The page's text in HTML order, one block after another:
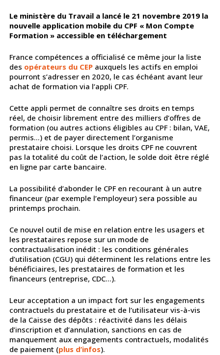
Le ministère du Travail a lancé le 21 novembre 2019 la
nouvelle application mobile du CPF « Mon Compte
Formation » accessible en téléchargement
France compétences a officialisé ce même jour la liste
des opérateurs du CEPauxquels les actifs en emploi
pourront s’adresser en 2020, le cas échéant avant leur
achat de formation via l’appli CPF.
Cette appli permet de connaître ses droits en temps
réel, de choisir librement entre des milliers d’offres de
formation (ou autres actions éligibles au CPF : bilan, VAE,
permis…) et de payer directement l’organisme
prestataire choisi. Lorsque les droits CPF ne couvrent
pas la totalité du coût de l’action, le solde doit être réglé
en ligne par carte bancaire.
La possibilité d’abonder le CPF en recourant à un autre
financeur (par exemple l’employeur) sera possible au
printemps prochain.
Ce nouvel outil de mise en relation entre les usagers et
les prestataires repose sur un mode de
contractualisation inédit : les conditions générales
d’utilisation (CGU) qui déterminent les relations entre les
bénéficiaires, les prestataires de formation et les
financeurs (entreprise, CDC…).
Leur acceptation a un impact fort sur les engagements
contractuels du prestataire et de l’utilisateur vis-à-vis
de la Caisse des dépôts : réactivité dans les délais
d’inscription et d’annulation, sanctions en cas de
manquement aux engagements contractuels, modalités
de paiement (plus d’infos).